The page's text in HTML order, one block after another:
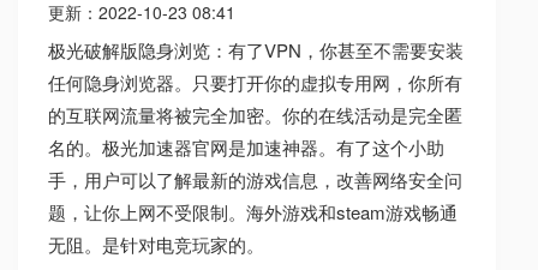
更新： 2022-10-23 08:41
极光破解版隐身浏览：有了VPN，你甚至不需要安装
任何隐身浏览器。只要打开你的虚拟专用网，你所有
的互联网流量将被完全加密。你的在线活动是完全匿
名的。极光加速器官网是加速神器。有了这个小助
手，用户可以了解最新的游戏信息，改善网络安全问
题，让你上网不受限制。海外游戏和steam游戏畅通
无阻。是针对电竞玩家的。